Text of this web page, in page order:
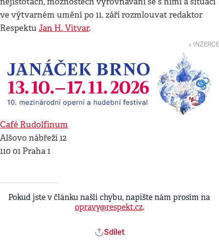
ve výtvarném umění po 11. září rozmlouvat redaktor
Respektu Jan H. Vitvar.
↓ INZERCE
Café Rudolfinum
Alšovo nábřeží 12
110 01 Praha 1
Pokud jste v článku našli chybu, napište nám prosím na
opravy@respekt.cz.
Sdílet